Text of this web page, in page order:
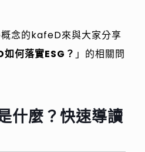
念的kafeD來與大家分享
何落實ESG？ 」的相關問
什麼？快速導讀